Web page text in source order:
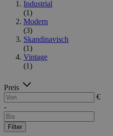
Industrial
(1)
Modern
(3)
Skandinavisch
(1)
Vintage
(1)
Preis
€
-
Filter